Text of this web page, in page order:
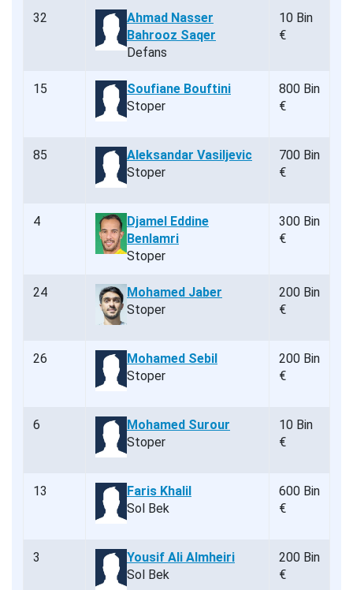
32
Ahmad Nasser
Bahrooz Saqer
Defans
10 Bin
€
15
Soufiane Bouftini
Stoper
800 Bin
€
85
Aleksandar Vasiljevic
Stoper
700 Bin
€
4
Djamel Eddine
Benlamri
Stoper
300 Bin
€
24
Mohamed Jaber
Stoper
200 Bin
€
26
Mohamed Sebil
Stoper
200 Bin
€
6
Mohamed Surour
Stoper
10 Bin
€
13
Faris Khalil
Sol Bek
600 Bin
€
3
Yousif Ali Almheiri
Sol Bek
200 Bin
€